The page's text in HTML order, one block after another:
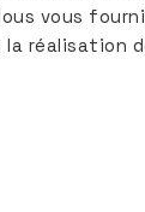
vous
la réalisation